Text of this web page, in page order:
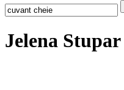
Jelena Stupar